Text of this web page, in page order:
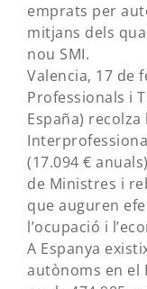
emprats per
mitjans dels
nou SMI.
Valencia, 17 de
Professionals i
España)
(17.094 €
de Ministres i
que auguren
l’ocupació i
A Espanya
autònoms en el